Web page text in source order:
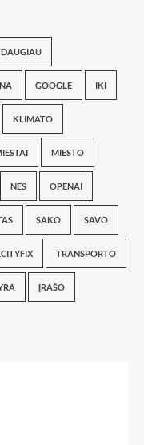
DAUGIAU
GOOGLE IKI
KLIMATO
MIESTO
NES OPENAI
SAKO SAVO
TRANSPORTO
ĮRAŠO